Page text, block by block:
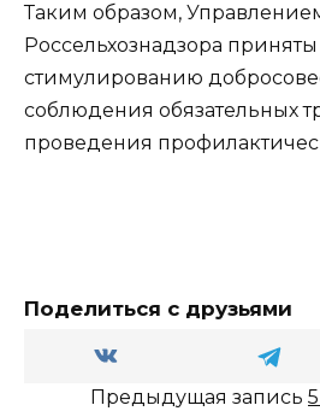
Таким образом,
Россельхознадзора
стимулированию
соблюдения обязательных
проведения
Поделиться с друзьями
Предыдущая запись